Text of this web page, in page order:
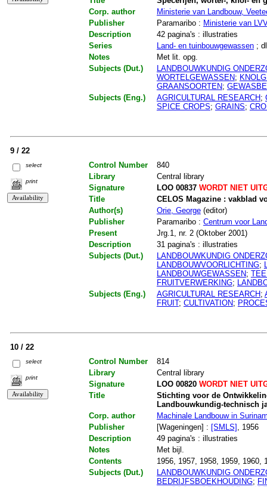
Corp. author
Ministerie van Landbouw,
Publisher
Paramaribo : Ministerie van LVV
Description
42 pagina's : illustraties
Series
Land- en tuinbouwgewassen;
Notes
Met lit. opg.
Subjects (Dut.)
LANDBOUWKUNDIG
WORTELGEWASSEN;
GRAANSOORTEN;
Subjects (Eng.)
AGRICULTURAL RESEARCH;
SPICE CROPS; GRAINS;
9 / 22
select
print
Control Number
840
Library
Central library
Signature
LOO 00837WORDT NIET
Title
CELOS Magazine : vakblad
Author(s)
Orie, George(editor)
Publisher
Paramaribo : Centrum voor
Present
Jrg.1, nr. 2 (Oktober 2001)
Description
31 pagina's : illustraties
Subjects (Dut.)
LANDBOUWKUNDIG
LANDBOUWVOORLICHTING;
LANDBOUWGEWASSEN;
FRUITVERWERKING;
Subjects (Eng.)
AGRICULTURAL RESEARCH;
FRUIT; CULTIVATION;
10 / 22
select
print
Control Number
814
Library
Central library
Signature
LOO 00820WORDT NIET
Title
Stichting voor de
Landbouwkundig-technisch
Corp. author
Machinale Landbouw in
Publisher
[Wageningen] : [SMLS] , 1956
Description
49 pagina's : illustraties
Notes
Met bijl.
Contents
1956, 1957, 1958, 1959, 1960,
Subjects (Dut.)
LANDBOUWKUNDIG
BEDRIJFSBOEKHOUDING;